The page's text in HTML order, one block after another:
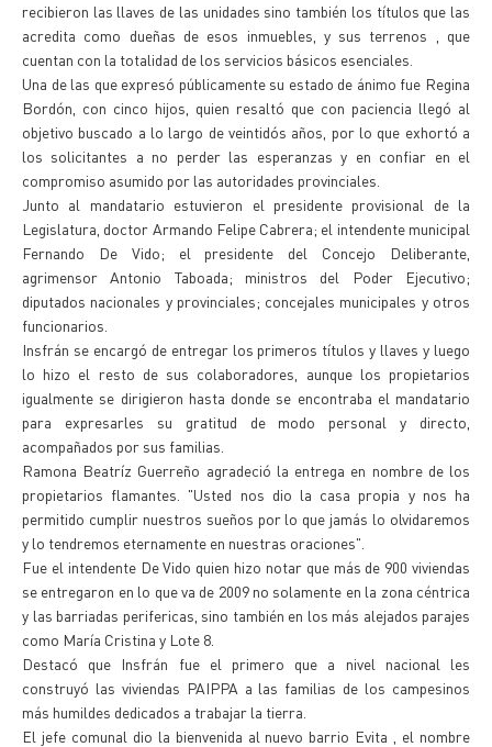
recibieron las llaves de las unidades sino también los títulos que las
acredita como dueñas de esos inmuebles, y sus terrenos , que
cuentan con la totalidad de los servicios básicos esenciales.
Una de las que expresó públicamente su estado de ánimo fue Regina
Bordón, con cinco hijos, quien resaltó que con paciencia llegó al
objetivo buscado a lo largo de veintidós años, por lo que exhortó a
los solicitantes a no perder las esperanzas y en confiar en el
compromiso asumido por las autoridades provinciales.
Junto al mandatario estuvieron el presidente provisional de la
Legislatura, doctor Armando Felipe Cabrera; el intendente municipal
Fernando De Vido; el presidente del Concejo Deliberante,
agrimensor Antonio Taboada; ministros del Poder Ejecutivo;
diputados nacionales y provinciales; concejales municipales y otros
funcionarios.
Insfrán se encargó de entregar los primeros títulos y llaves y luego
lo hizo el resto de sus colaboradores, aunque los propietarios
igualmente se dirigieron hasta donde se encontraba el mandatario
para expresarles su gratitud de modo personal y directo,
acompañados por sus familias.
Ramona Beatríz Guerreño agradeció la entrega en nombre de los
propietarios flamantes. "Usted nos dio la casa propia y nos ha
permitido cumplir nuestros sueños por lo que jamás lo olvidaremos
y lo tendremos eternamente en nuestras oraciones".
Fue el intendente De Vido quien hizo notar que más de 900 viviendas
se entregaron en lo que va de 2009 no solamente en la zona céntrica
y las barriadas perifericas, sino también en los más alejados parajes
como María Cristina y Lote 8.
Destacó que Insfrán fue el primero que a nivel nacional les
construyó las viviendas PAIPPA a las familias de los campesinos
más humildes dedicados a trabajar la tierra.
El jefe comunal dio la bienvenida al nuevo barrio Evita , el nombre